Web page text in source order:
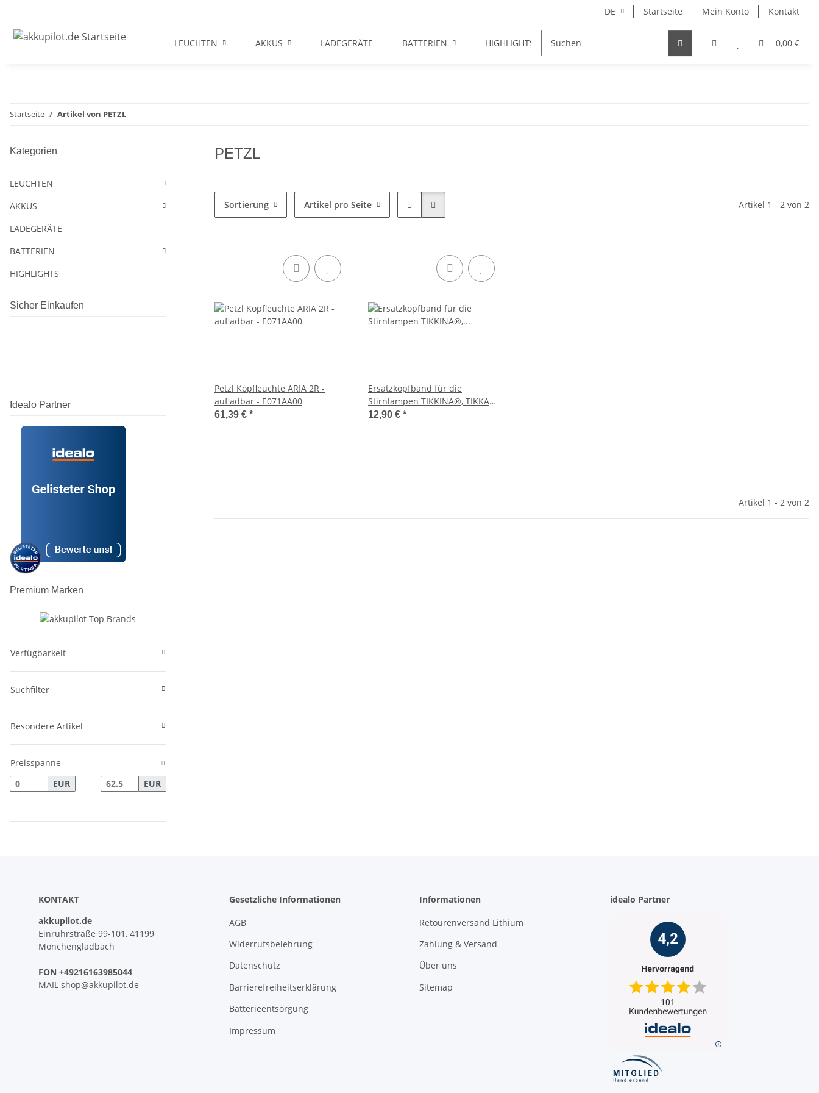
DE Startseite Mein Konto Kontakt
0,00 €
LEUCHTEN AKKUS LADEGERÄTE BATTERIEN HIGHLIGHTS
Startseite Artikel von PETZL
PETZL
Sortierung Artikel pro Seite Artikel 1 - 2 von 2
Petzl Kopfleuchte ARIA 2R -
aufladbar - E071AA00
61,39 € *
Ersatzkopfband für die
Stirnlampen TIKKINA®, TIKKA®,
TIKKA® CORE, ACTIK® und
12,90 € *
Artikel 1 - 2 von 2
Kategorien
LEUCHTEN
AKKUS
LADEGERÄTE
BATTERIEN
HIGHLIGHTS
Sicher Einkaufen
Idealo Partner
Premium Marken
Verfügbarkeit
Suchfilter
Besondere Artikel
Preisspanne
EUR
EUR
KONTAKT
akkupilot.de
Einruhrstraße 99-101, 41199
Mönchengladbach
FON +49216163985044
MAIL shop@akkupilot.de
Gesetzliche Informationen
AGB
Widerrufsbelehrung
Datenschutz
Barrierefreiheitserklärung
Batterieentsorgung
Impressum
Informationen
Retourenversand Lithium
Zahlung & Versand
Über uns
Sitemap
idealo Partner